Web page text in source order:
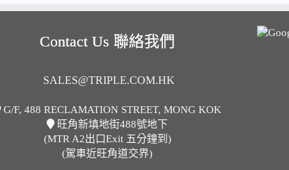
Contact Us 聯絡我們
SALES@TRIPLE.COM.HK
G/F, 488 RECLAMATION STREET, MONG KOK
旺角新填地街488號地下
(MTR A2出口Exit 五分鐘到)
(駕車近旺角道交界)